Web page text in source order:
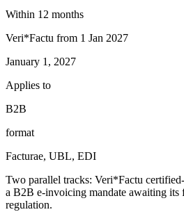
Within 12 months
Veri*Factu from 1 Jan 2027
January 1, 2027
Applies to
B2B
format
Facturae, UBL, EDI
Two parallel tracks: Veri*Factu
a B2B e-invoicing mandate awaiting its
regulation.